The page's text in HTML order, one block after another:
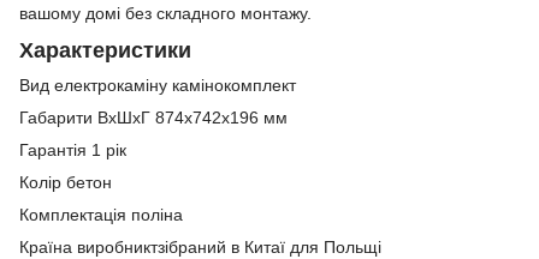
вашому домі без складного монтажу.
Характеристики
Вид електрокаміну камінокомплект
Габарити ВxШxГ 874х742х196 мм
Гарантія 1 рік
Колір бетон
Комплектація поліна
Країна виробниктзібраний в Китаї для Польщі